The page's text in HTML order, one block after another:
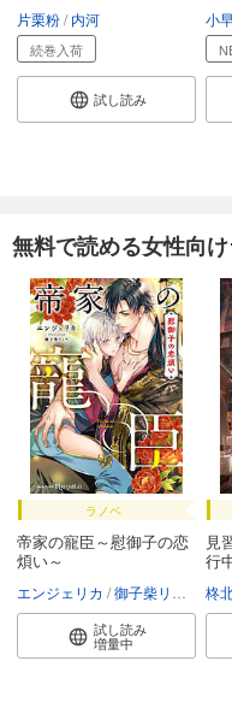
片栗粉 内河
続巻入荷
試し読み
小
無料で読める女性向
ラノベ
帝家の寵臣～慰御子の恋
煩い～
エンジェリカ 御子柴リョウ
試し読み
増量中
見
行
柊